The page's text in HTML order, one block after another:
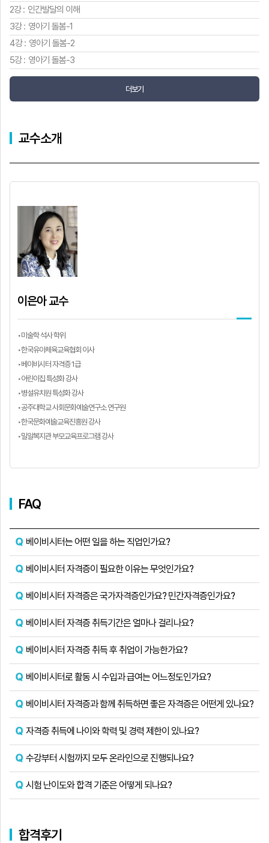
2강 : 인간발달의 이해
3강 : 영아기 돌봄-1
4강 : 영아기 돌봄-2
5강 : 영아기 돌봄-3
더보기
교수소개
이은아 교수
•미술학 석사 학위
•한국유아체육교육협회 이사
•베이비시터 자격증 1급
•어린이집 특성화 강사
•병설유치원 특성화 강사
•공주대학교 사회문화예술연구소 연구원
•한국문화예술교육진흥원 강사
•밀알복지관 부모교육프로그램 강사
FAQ
베이비시터는 어떤 일을 하는 직업인가요?
베이비시터 자격증이 필요한 이유는 무엇인가요?
베이비시터 자격증은 국가자격증인가요? 민간자격증인가요?
베이비시터 자격증 취득기간은 얼마나 걸리나요?
베이비시터 자격증 취득 후 취업이 가능한가요?
베이비시터로 활동 시 수입과 급여는 어느정도인가요?
베이비시터 자격증과 함께 취득하면 좋은 자격증은 어떤게 있나요?
자격증 취득에 나이와 학력 및 경력 제한이 있나요?
수강부터 시험까지 모두 온라인으로 진행되나요?
시험 난이도와 합격 기준은 어떻게 되나요?
합격후기